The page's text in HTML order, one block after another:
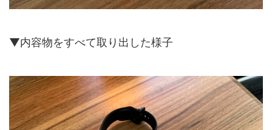
▼内容物をすべて取り出した様子